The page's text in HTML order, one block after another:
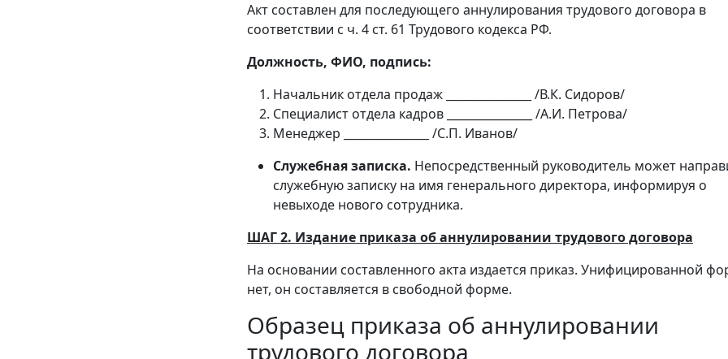
Акт составлен для последующего аннулирования трудового договора в
соответствии с ч. 4 ст. 61 Трудового кодекса РФ.
Должность, ФИО, подпись:
Начальник отдела продаж _______________ /В.К. Сидоров/
Специалист отдела кадров _______________ /А.И. Петрова/
Менеджер _______________ /С.П. Иванов/
Служебная записка. Непосредственный руководитель может
служебную записку на имя генерального директора, информируя о
невыходе нового сотрудника.
ШАГ 2. Издание приказа об аннулировании трудового договора
На основании составленного акта издается приказ. Унифицированной
нет, он составляется в свободной форме.
Образец приказа об аннулировании
трудового договора